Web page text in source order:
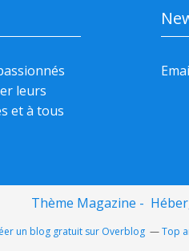
leurs
et à tous
Thème Magazine -
un blog gratuit sur Overblog Top